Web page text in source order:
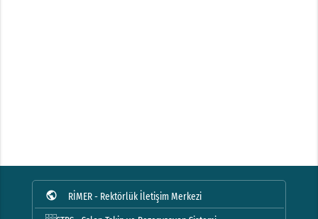
public
RİMER - Rektörlük İletişim Merkezi